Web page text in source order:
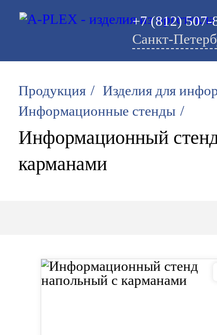
+7 (812) 507-
Санкт-
Продукция / Изделия для
Информационные стенды /
Информационный
карманами